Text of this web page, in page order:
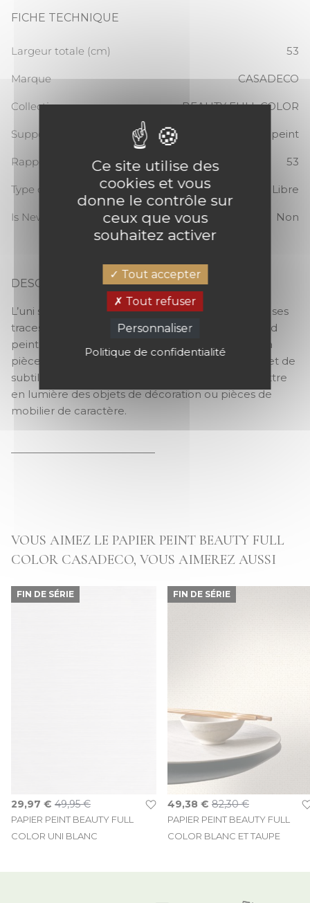
FICHE TECHNIQUE
Largeur totale (cm) 53
Marque CASADECO
Collection BEAUTY FULL COLOR
Support Papier peint
Rapport Vertical 53
Type de raccord Sans raccord / Libre
Is New Non
DESCRIPTION
BEAUTY FULL COLOR
L’uni se fait tramé, profond, élégant... Ses ombres, ses
traces, sa texture, tout est travaillé comme un fond
peint à la main sur le papier peint : il enveloppe la
pièce de sa délicate sobriété, pleine de nuances et de
subtilité. Ce choix de papier peint permet de mettre
en lumière des objets de décoration ou pièces de
mobilier de caractère.
VOUS AIMEZ LE PAPIER PEINT BEAUTY FULL
COLOR CASADECO, VOUS AIMEREZ AUSSI
FIN DE SÉRIE
PAPIER PEINT BEAUTY FULL
COLOR UNI BLANC
Prix Spécial
29,97 € 49,95 €
FIN DE SÉRIE
PAPIER PEINT BEAUTY FULL
COLOR BLANC ET TAUPE
Prix Spécial
49,38 € 82,30 €
Ce site utilise des
cookies et vous
donne le contrôle sur
ceux que vous
souhaitez activer
Tout accepter
Tout refuser
Personnaliser
Politique de confidentialité